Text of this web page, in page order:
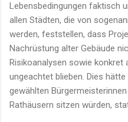
Lebensbedingungen faktisch
allen Städten, die von
werden, feststellen, dass
Nachrüstung alter Gebäude
Risikoanalysen sowie konkret
ungeachtet blieben. Dies
gewählten
Rathäusern sitzen würden,